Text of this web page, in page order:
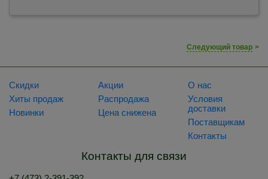
Следующий товар >
Скидки
Хиты продаж
Новинки
Акции
Распродажа
Цена снижена
О нас
Условия
доставки
Поставщикам
Контакты
Контакты для связи